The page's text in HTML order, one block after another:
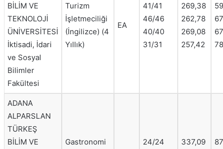
BİLİM VE
TEKNOLOJİ
ÜNİVERSİTESİ
İktisadi, İdari
ve Sosyal
Bilimler
Fakültesi
Turizm
İşletmeciliği
(İngilizce) (4
Yıllık)
EA
41/41
46/46
40/40
31/31
269,38
262,78
269,08
257,42
ADANA
ALPARSLAN
TÜRKEŞ
BİLİM VE
Gastronomi
24/24
337,09